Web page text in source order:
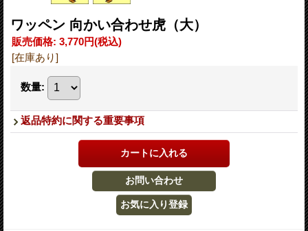
ワッペン 向かい合わせ虎（大）
販売価格: 3,770円(税込)
[在庫あり]
数量:
返品特約に関する重要事項